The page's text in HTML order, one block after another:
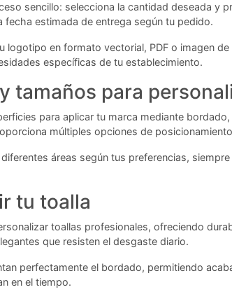
sencillo: selecciona la cantidad deseada
estimada de entrega según tu pedido.
logotipo en formato vectorial, PDF o imagen
específicas de tu establecimiento.
tamaños para
para aplicar tu marca mediante
múltiples opciones de
áreas según tus preferencias,
tu toalla
toallas profesionales, ofreciendo
que resisten el desgaste diario.
perfectamente el bordado, permitiendo
en el tiempo.